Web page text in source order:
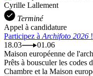
Cyrille Lallement
Terminé
Appel à candidature
Participez à Archifoto 2026 !
18.03
01.06
Maison européenne de
Prêts à bousculer les codes
Chambre et la Maison